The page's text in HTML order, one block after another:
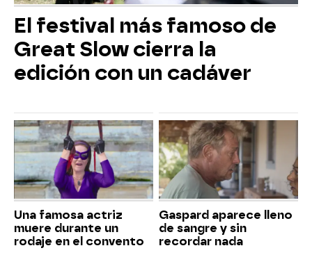
El festival más famoso de
Great Slow cierra la
edición con un cadáver
Una famosa actriz
muere durante un
rodaje en el convento
Gaspard aparece lleno
de sangre y sin
recordar nada